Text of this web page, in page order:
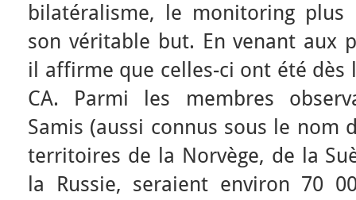
bilatéralisme, le monitoring plus
son véritable but. En venant aux
il affirme que celles-ci ont été dès
CA. Parmi les membres
Samis (aussi connus sous le nom
territoires de la Norvège, de la
la Russie, seraient environ 70